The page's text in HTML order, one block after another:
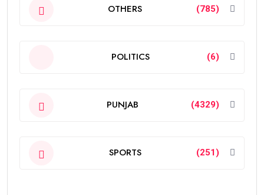
OTHERS (785)
POLITICS (6)
PUNJAB (4329)
SPORTS (251)